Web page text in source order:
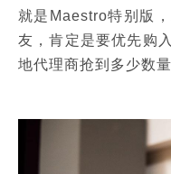
就是Maestro特别版
友，肯定是要优先购
地代理商抢到多少数